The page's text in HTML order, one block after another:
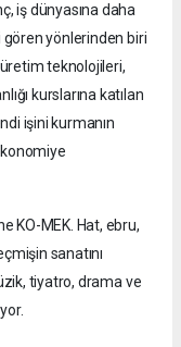
iş dünyasına daha
gören yönlerinden biri
teknolojileri,
kurslarına katılan
işini kurmanın
KO-MEK. Hat, ebru,
sanatını
tiyatro, drama ve